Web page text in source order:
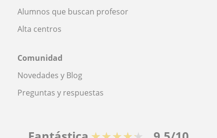
Alumnos que buscan profesor
Alta centros
Comunidad
Novedades y Blog
Preguntas y respuestas